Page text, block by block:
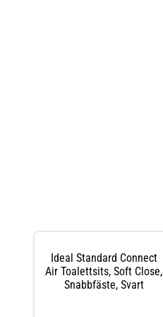
Ideal Standard Connect
Air Toalettsits, Soft Close,
Snabbfäste, Svart